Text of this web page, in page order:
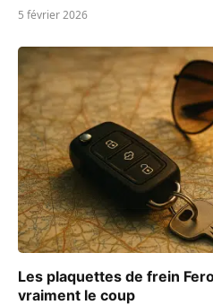
5 février 2026
Les plaquettes de frein
vraiment le coup